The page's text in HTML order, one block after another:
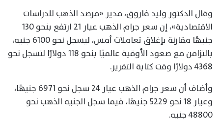
وقال الدكتور وليد فاروق، مدير «مرصد الذهب للدراسات
الاقتصادية»، إن سعر جرام الذهب عيار 21 ارتفع بنحو 130
جنيهًا مقارنة بإغلاق تعاملات أمس، ليسجل نحو 6100 جنيه،
بالتزامن مع صعود الأوقية عالميًا بنحو 118 دولارًا لتسجل نحو
4368 دولارًا وقت كتابة التقرير.
وأضاف أن سعر جرام الذهب عيار 24 سجل نحو 6971 جنيهًا،
وعيار 18 نحو 5229 جنيهًا، فيما سجل الجنيه الذهب نحو
48800 جنيه.